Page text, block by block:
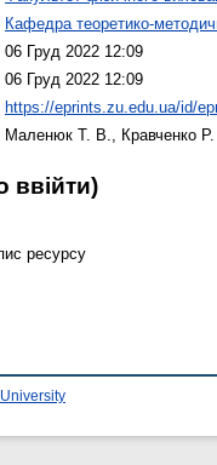
Кафедра теоретико-
06 Груд 2022 12:09
06 Груд 2022 12:09
https://eprints.zu.edu.ua/id/
Маленюк Т. В. Кравченко Р.
ввійти)
ресурсу